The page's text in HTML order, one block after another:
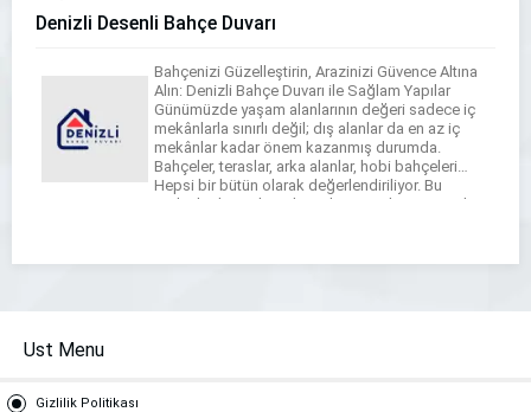
Denizli Desenli Bahçe Duvarı
Bahçenizi Güzelleştirin, Arazinizi Güvence Altına
Alın: Denizli Bahçe Duvarı ile Sağlam Yapılar
Günümüzde yaşam alanlarının değeri sadece iç
mekânlarla sınırlı değil; dış alanlar da en az iç
mekânlar kadar önem kazanmış durumda.
Bahçeler, teraslar, arka alanlar, hobi bahçeleri…
Hepsi bir bütün olarak değerlendiriliyor. Bu
nedenle dış mekan düzenlemesinde en önemli
Ust Menu
Gizlilik Politikası